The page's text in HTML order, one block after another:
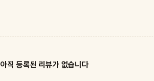
아직 등록된 리뷰가 없습니다